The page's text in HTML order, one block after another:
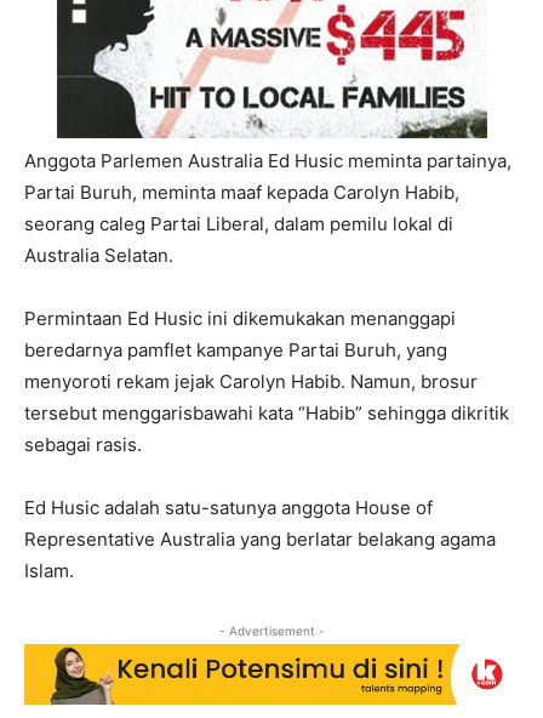
Anggota Parlemen Australia Ed Husic meminta partainya,
Partai Buruh, meminta maaf kepada Carolyn Habib,
seorang caleg Partai Liberal, dalam pemilu lokal di
Australia Selatan.
Permintaan Ed Husic ini dikemukakan menanggapi
beredarnya pamflet kampanye Partai Buruh, yang
menyoroti rekam jejak Carolyn Habib. Namun, brosur
tersebut menggarisbawahi kata “Habib” sehingga dikritik
sebagai rasis.
Ed Husic adalah satu-satunya anggota House of
Representative Australia yang berlatar belakang agama
Islam.
- Advertisement -